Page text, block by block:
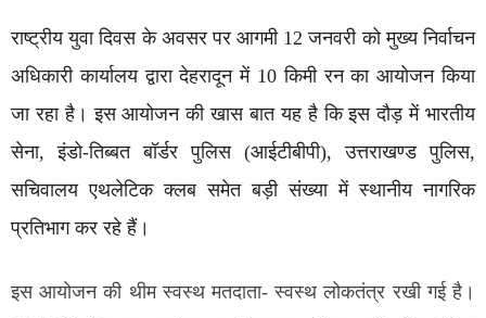
राष्ट्रीय युवा दिवस के अवसर पर आगमी 12 जनवरी को मुख्य निर्वाचन
अधिकारी कार्यालय द्वारा देहरादून में 10 किमी रन का आयोजन किया
जा रहा है। इस आयोजन की खास बात यह है कि इस दौड़ में भारतीय
सेना, इंडो-तिब्बत बॉर्डर पुलिस (आईटीबीपी), उत्तराखण्ड पुलिस,
सचिवालय एथलेटिक क्लब समेत बड़ी संख्या में स्थानीय नागरिक
प्रतिभाग कर रहे हैं।
इस आयोजन की थीम स्वस्थ मतदाता- स्वस्थ लोकतंत्र रखी गई है।